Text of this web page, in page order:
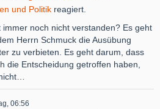
und Politik reagiert.
immer noch nicht verstanden? Es geht
Herrn Schmuck die Ausübung
zu verbieten. Es geht darum, dass
die Entscheidung getroffen haben,
06:56